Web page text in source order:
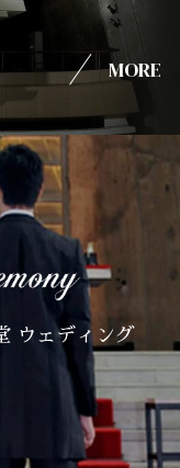
MORE
ウェディング